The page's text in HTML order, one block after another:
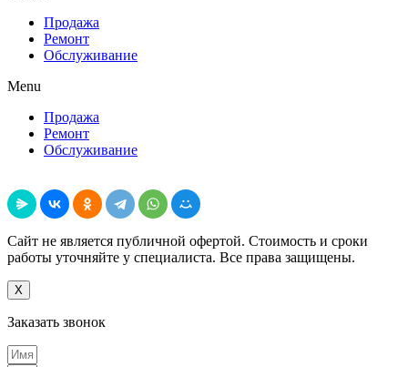
Продажа
Ремонт
Обслуживание
Menu
Продажа
Ремонт
Обслуживание
Сайт не является публичной офертой. Стоимость и сроки
работы уточняйте у специалиста. Все права защищены.
X
Заказать звонок